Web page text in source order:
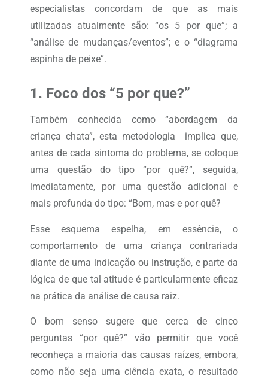
especialistas concordam de que as mais
utilizadas atualmente são: “os 5 por que”; a
“análise de mudanças/eventos”; e o “diagrama
espinha de peixe”.
1. Foco dos “5 por que?”
Também conhecida como “abordagem da
criança chata”, esta metodologia implica que,
antes de cada sintoma do problema, se coloque
uma questão do tipo “por quê?”, seguida,
imediatamente, por uma questão adicional e
mais profunda do tipo: “Bom, mas e por quê?
Esse esquema espelha, em essência, o
comportamento de uma criança contrariada
diante de uma indicação ou instrução, e parte da
lógica de que tal atitude é particularmente eficaz
na prática da análise de causa raiz.
O bom senso sugere que cerca de cinco
perguntas “por quê?” vão permitir que você
reconheça a maioria das causas raízes, embora,
como não seja uma ciência exata, o resultado